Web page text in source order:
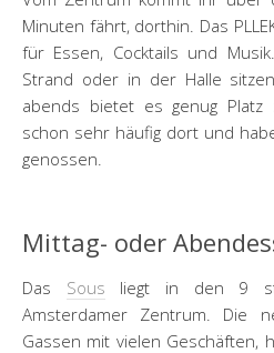
Minuten fährt, dorthin. Das
für Essen, Cocktails und
Strand oder in der Halle
abends bietet es genug
schon sehr häufig dort und
genossen.
Mittag- oder
Das Sous liegt in den 9
Amsterdamer Zentrum. Die
Gassen mit vielen Geschäften,